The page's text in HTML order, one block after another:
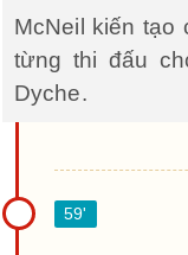
McNeil kiến tạo
từng thi đấu
Dyche.